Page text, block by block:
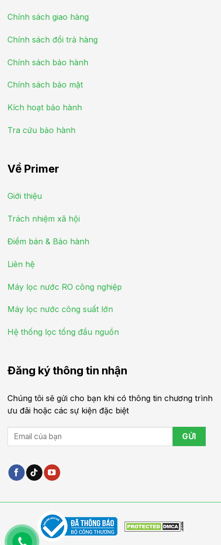
Chính sách giao hàng
Chính sách đổi trả hàng
Chính sách bảo hành
Chính sách bảo mật
Kích hoạt bảo hành
Tra cứu bảo hành
Về Primer
Giới thiệu
Trách nhiệm xã hội
Điểm bán & Bảo hành
Liên hệ
Máy lọc nước RO công nghiệp
Máy lọc nước công suất lớn
Hệ thống lọc tổng đầu nguồn
Đăng ký thông tin nhận
Chúng tôi sẽ gửi cho bạn khi có thông tin chương trình
ưu đãi hoặc các sự kiện đặc biệt